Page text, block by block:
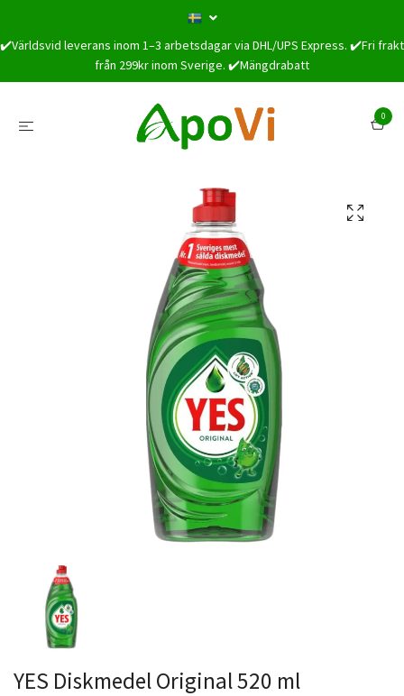
✔️Världsvid leverans inom 1–3 arbetsdagar via DHL/UPS Express. ✔️Fri frakt
från 299kr inom Sverige. ✔️Mängdrabatt
0
YES Diskmedel Original 520 ml